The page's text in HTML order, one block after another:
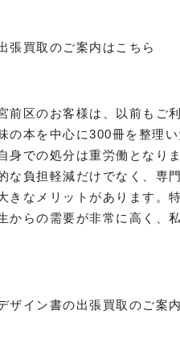
張買取のご案内はこちら
前区のお客様は、以前もご
の本を中心に300冊を整理
身での処分は重労働となり
な負担軽減だけでなく、専
きなメリットがあります。
からの需要が非常に高く、
ザイン書の出張買取のご案